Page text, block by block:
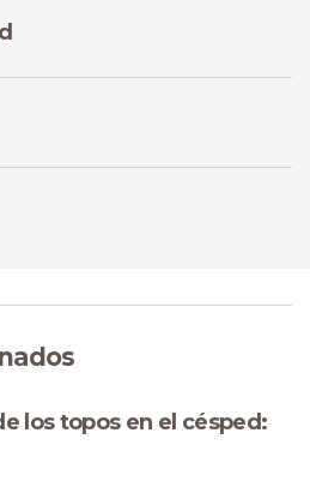
los topos en el césped: